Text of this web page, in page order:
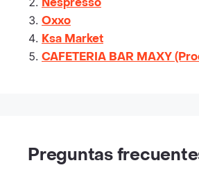
Oxxo
Ksa Market
CAFETERIA BAR MAXY
Preguntas